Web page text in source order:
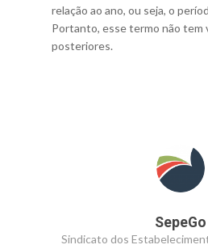
relação ao ano, ou seja, o
Portanto, esse termo não tem
posteriores.
SepeGo
Sindicato dos